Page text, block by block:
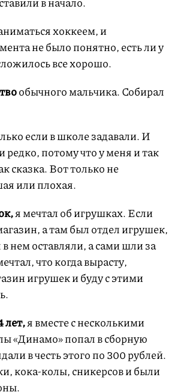
хоккеем, и
не было понятно, есть ли у
все хорошо.
обычного мальчика. Собирал
если в школе задавали. И
редко, потому что у меня и так
сказка. Вот только не
или плохая.
я мечтал об игрушках. Если
а там был отдел игрушек,
нем оставляли, а сами шли за
что когда вырасту,
игрушек и буду с этими
лет,я вместе с несколькими
«Динамо» попал в сборную
в честь этого по 300 рублей.
кока-колы, сникерсов и были